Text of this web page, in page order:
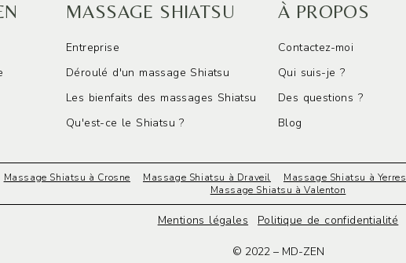
MASSAGE SHIATSU
Entreprise
Déroulé d'un massage Shiatsu
Les bienfaits des massages Shiatsu
Qu'est-ce le Shiatsu ?
À PROPOS
Contactez-moi
Qui suis-je ?
Des questions ?
Blog
Massage Shiatsu à Crosne Massage Shiatsu à Draveil Massage Shiatsu à Yerres
Massage Shiatsu à Valenton
Mentions légales Politique de confidentialité
© 2022 – MD-ZEN